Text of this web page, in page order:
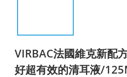
VIRBAC法國維克新配
好超有效的清耳液/